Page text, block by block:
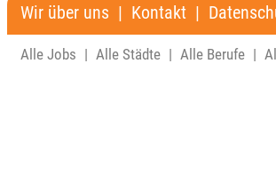
Wir über uns | Kontakt |
Alle Jobs | Alle Städte | Alle Berufe |